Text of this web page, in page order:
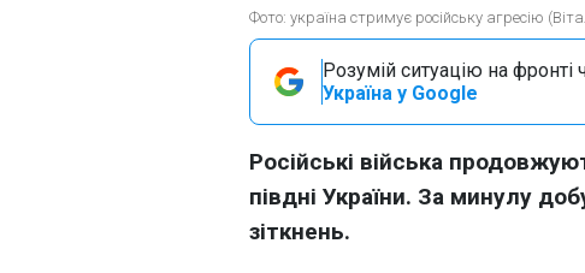
Фото: україна стримує російську агресію
Розумій ситуацію на фронті
Україна у Google
Російські війська
півдні України. За минулу
зіткнень.